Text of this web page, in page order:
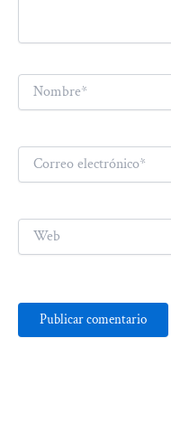
Nombre*
Correo
electrónico*
Web